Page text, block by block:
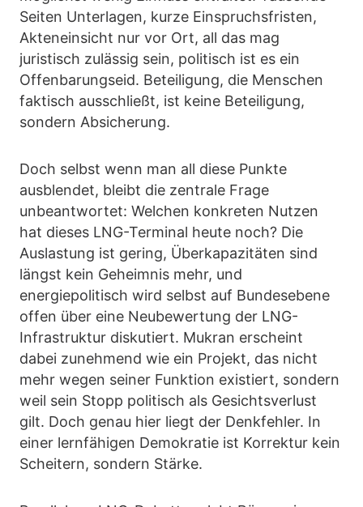
Seiten Unterlagen, kurze Einspruchsfristen,
Akteneinsicht nur vor Ort, all das mag
juristisch zulässig sein, politisch ist es ein
Offenbarungseid. Beteiligung, die Menschen
faktisch ausschließt, ist keine Beteiligung,
sondern Absicherung.
Doch selbst wenn man all diese Punkte
ausblendet, bleibt die zentrale Frage
unbeantwortet: Welchen konkreten Nutzen
hat dieses LNG-Terminal heute noch? Die
Auslastung ist gering, Überkapazitäten sind
längst kein Geheimnis mehr, und
energiepolitisch wird selbst auf Bundesebene
offen über eine Neubewertung der LNG-
Infrastruktur diskutiert. Mukran erscheint
dabei zunehmend wie ein Projekt, das nicht
mehr wegen seiner Funktion existiert, sondern
weil sein Stopp politisch als Gesichtsverlust
gilt. Doch genau hier liegt der Denkfehler. In
einer lernfähigen Demokratie ist Korrektur kein
Scheitern, sondern Stärke.